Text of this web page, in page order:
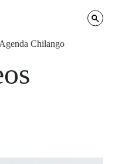
Agenda Chilango